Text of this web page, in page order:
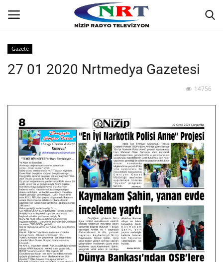
Ana
Asayiş
Siyaset
Ekonomi
Yaşam
Spor
EĞİTİM
Gazete
27 01 2020 Nrtmedya Gazetesi
14756